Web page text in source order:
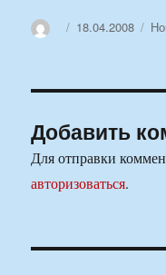
АвторОпубликовано
18.04.2008
Добавить
Для отправки
авторизоваться.